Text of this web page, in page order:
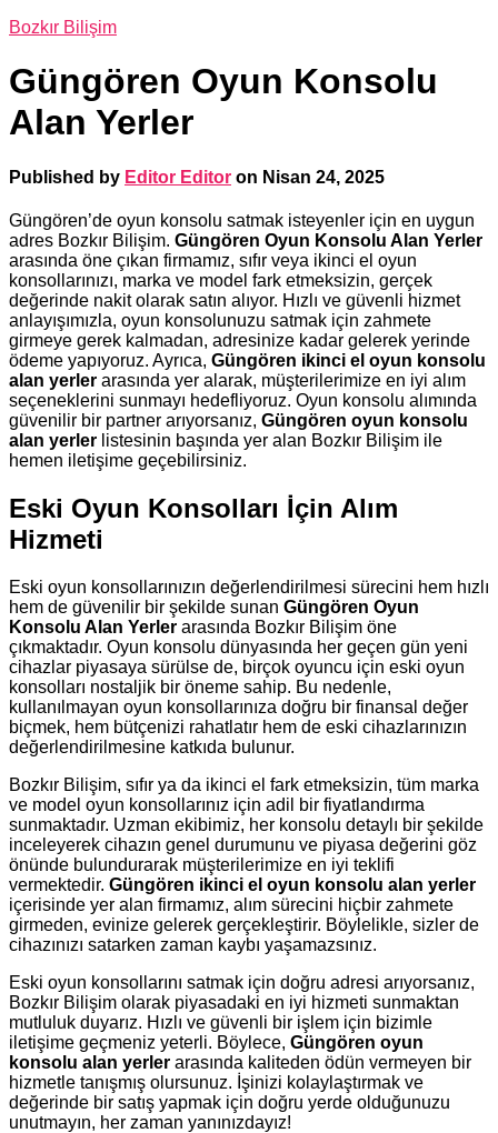
Bozkır Bilişim
Güngören Oyun Konsolu
Alan Yerler
Published by Editor Editor on Nisan 24, 2025
Güngören’de oyun konsolu satmak isteyenler için en uygun
adres Bozkır Bilişim. Güngören Oyun Konsolu Alan Yerler
arasında öne çıkan firmamız, sıfır veya ikinci el oyun
konsollarınızı, marka ve model fark etmeksizin, gerçek
değerinde nakit olarak satın alıyor. Hızlı ve güvenli hizmet
anlayışımızla, oyun konsolunuzu satmak için zahmete
girmeye gerek kalmadan, adresinize kadar gelerek yerinde
ödeme yapıyoruz. Ayrıca, Güngören ikinci el oyun konsolu
alan yerler arasında yer alarak, müşterilerimize en iyi alım
seçeneklerini sunmayı hedefliyoruz. Oyun konsolu alımında
güvenilir bir partner arıyorsanız, Güngören oyun konsolu
alan yerler listesinin başında yer alan Bozkır Bilişim ile
hemen iletişime geçebilirsiniz.
Eski Oyun Konsolları İçin Alım
Hizmeti
Eski oyun konsollarınızın değerlendirilmesi sürecini hem hızlı
hem de güvenilir bir şekilde sunan Güngören Oyun
Konsolu Alan Yerler arasında Bozkır Bilişim öne
çıkmaktadır. Oyun konsolu dünyasında her geçen gün yeni
cihazlar piyasaya sürülse de, birçok oyuncu için eski oyun
konsolları nostaljik bir öneme sahip. Bu nedenle,
kullanılmayan oyun konsollarınıza doğru bir finansal değer
biçmek, hem bütçenizi rahatlatır hem de eski cihazlarınızın
değerlendirilmesine katkıda bulunur.
Bozkır Bilişim, sıfır ya da ikinci el fark etmeksizin, tüm marka
ve model oyun konsollarınız için adil bir fiyatlandırma
sunmaktadır. Uzman ekibimiz, her konsolu detaylı bir şekilde
inceleyerek cihazın genel durumunu ve piyasa değerini göz
önünde bulundurarak müşterilerimize en iyi teklifi
vermektedir. Güngören ikinci el oyun konsolu alan yerler
içerisinde yer alan firmamız, alım sürecini hiçbir zahmete
girmeden, evinize gelerek gerçekleştirir. Böylelikle, sizler de
cihazınızı satarken zaman kaybı yaşamazsınız.
Eski oyun konsollarını satmak için doğru adresi arıyorsanız,
Bozkır Bilişim olarak piyasadaki en iyi hizmeti sunmaktan
mutluluk duyarız. Hızlı ve güvenli bir işlem için bizimle
iletişime geçmeniz yeterli. Böylece, Güngören oyun
konsolu alan yerler arasında kaliteden ödün vermeyen bir
hizmetle tanışmış olursunuz. İşinizi kolaylaştırmak ve
değerinde bir satış yapmak için doğru yerde olduğunuzu
unutmayın, her zaman yanınızdayız!